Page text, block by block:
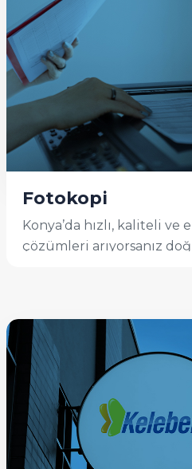
Fotokopi
Konya’da hızlı, kaliteli
çözümleri arıyorsanız